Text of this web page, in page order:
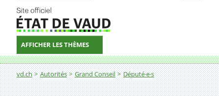
AFFICHER LES THÈMES
Fil d'Ariane
vd.ch Autorités Grand Conseil Député·e·s